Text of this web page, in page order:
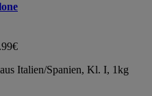
Italien/Spanien, Kl. I, 1kg